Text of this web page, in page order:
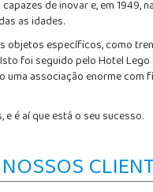
de inovar e, em
as idades.
específicos, como
foi seguido pelo Hotel
associação enorme com
é aí que está o seu sucesso.